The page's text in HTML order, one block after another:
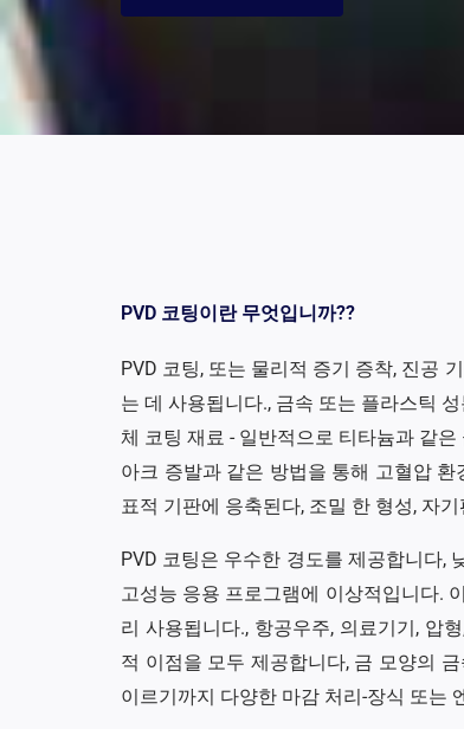
PVD 코팅이란 무엇입니까??
PVD 코팅, 또는 물리적 증기 증착, 진공
는 데 사용됩니다., 금속 또는 플라스틱
체 코팅 재료 - 일반적으로 티타늄과 같
아크 증발과 같은 방법을 통해 고혈압
표적 기판에 응축된다, 조밀 한 형성, 자
PVD 코팅은 우수한 경도를 제공합니다,
고성능 응용 프로그램에 이상적입니다.
리 사용됩니다., 항공우주, 의료기기, 압
적 이점을 모두 제공합니다, 금 모양의
이르기까지 다양한 마감 처리-장식 또는